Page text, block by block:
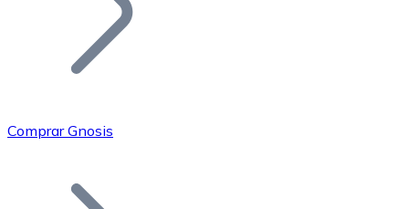
Bitcoin
Comprar Gnosis